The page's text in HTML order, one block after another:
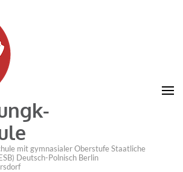
mit gymnasialer Oberstufe Staatliche
Deutsch-Polnisch Berlin